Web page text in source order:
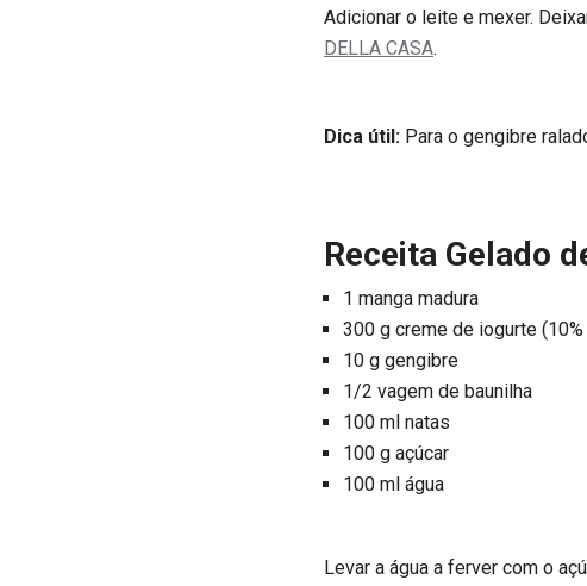
Adicionar o leite e mexer.
DELLA CASA.
Dica útil: Para o gengibre
Receita Gelado
1 manga madura
300 g creme de iogurte
10 g gengibre
1/2 vagem de baunilha
100 ml natas
100 g açúcar
100 ml água
Levar a água a ferver com o